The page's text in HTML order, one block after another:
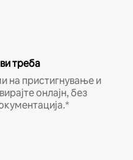
треба
на пристигнување и
онлајн, без